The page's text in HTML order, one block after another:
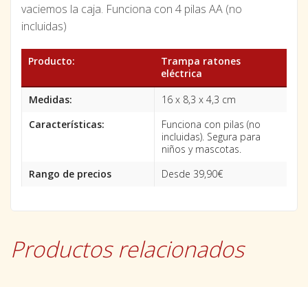
vaciemos la caja. Funciona con 4 pilas AA (no
incluidas)
Producto:
Trampa ratones
eléctrica
Medidas:
16 x 8,3 x 4,3 cm
Características:
Funciona con pilas (no
incluidas). Segura para
niños y mascotas.
Rango de precios
Desde 39,90€
Productos relacionados